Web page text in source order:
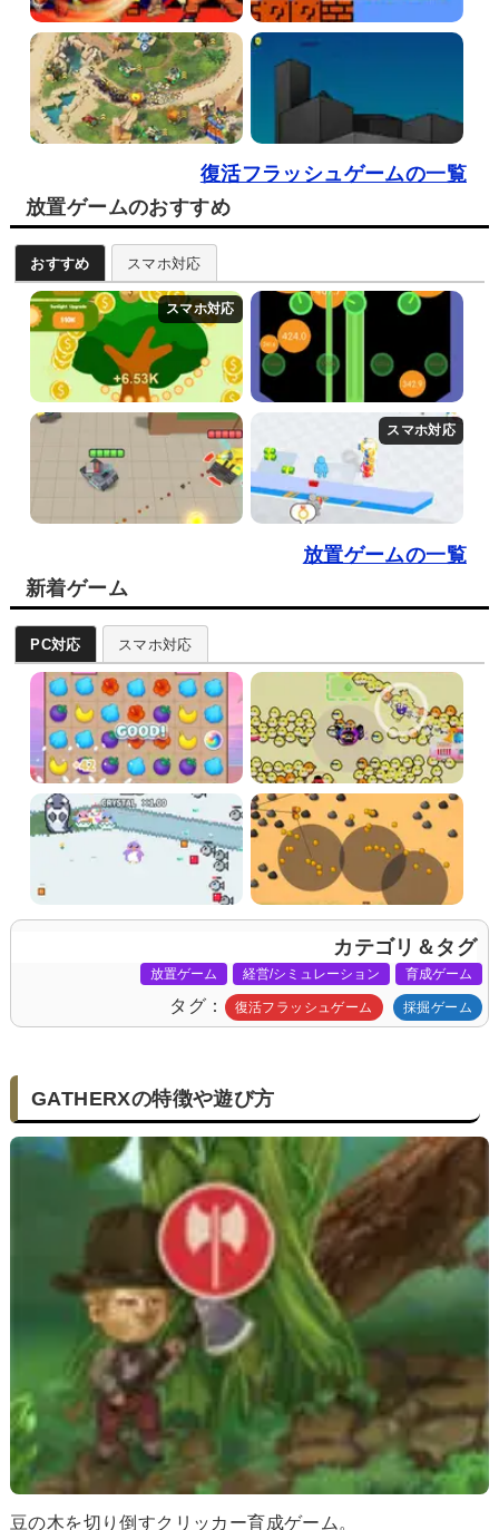
復活フラッシュゲームの一覧
放置ゲームのおすすめ
おすすめ スマホ対応
放置ゲームの一覧
新着ゲーム
PC対応 スマホ対応
カテゴリ＆タグ
放置ゲーム 経営/シミュレーション 育成ゲーム
タグ 復活フラッシュゲーム 採掘ゲーム
GATHERXの特徴や遊び方
豆の木を切り倒すクリッカー育成ゲーム。